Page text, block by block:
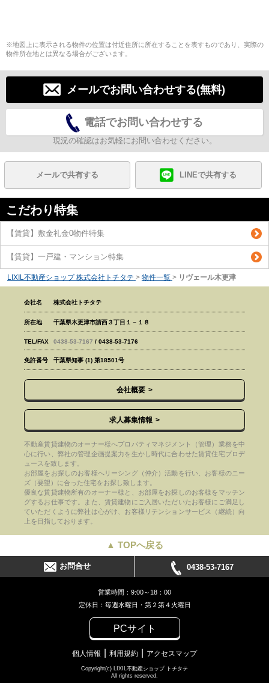
※地図上に表示される物件の位置は付近住所に所在することを表すものであり、実際の
物件所在地とは異なる場合がございます。
メールでお問い合わせする(無料)
電話でお問い合わせする
現況の確認はお気軽にお問い合わせください。
メールで共有する LINEで共有する
こだわり特集
【賃貸】敷金礼金0物件特集
【賃貸】一戸建・マンション特集
LIXIL不動産ショップ 株式会社トチタテ > 物件一覧 > リヴェール木更津
会社名 株式会社トチタテ
所在地 千葉県木更津市請西３丁目１－１８
TEL/FAX 0438-53-7167 / 0438-53-7176
免許番号 千葉県知事 (1) 第18501号
会社概要
求人募集情報
不動産賃貸建物のオーナー様へプロパティマネジメント（管理）業務を中
心に行い、弊社の管理企画提案力を生かし時代に合わせた賃貸住宅プロデ
ュースを致します。
お部屋をお探しのお客様へリーシング（仲介）活動を行い、お客様のニー
ズ（要望）に合った住宅をお探し致します。
優良な賃貸建物所有のオーナー様と、お部屋をお探しのお客様をマッチン
グするお仕事です。また、賃貸建物にご入居いただいたお客様にご満足し
ていただくように弊社は心がけ、お客様リテンションサービス（継続）向
上を目指しております。
▲ TOPへ戻る
お問合せ 0438-53-7167
営業時間：9:00～18：00
定休日：毎週水曜日・第２第４火曜日
PCサイト
個人情報 利用規約 アクセスマップ
Copyright(c) LIXIL不動産ショップ トチタテ
All rights reserved.